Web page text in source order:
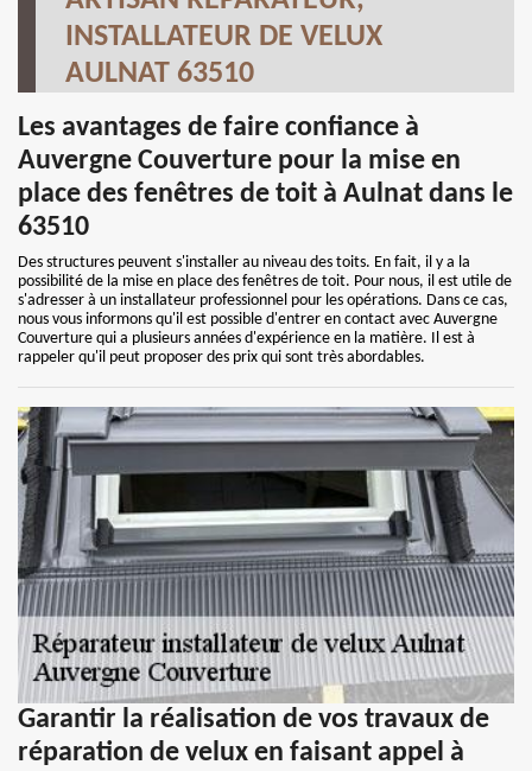
INSTALLATEUR DE VELUX
AULNAT 63510
Les avantages de faire confiance à
Auvergne Couverture pour la mise en
place des fenêtres de toit à Aulnat dans le
63510
Des structures peuvent s'installer au niveau des toits. En fait, il y a la
possibilité de la mise en place des fenêtres de toit. Pour nous, il est utile de
s'adresser à un installateur professionnel pour les opérations. Dans ce cas,
nous vous informons qu'il est possible d'entrer en contact avec Auvergne
Couverture qui a plusieurs années d'expérience en la matière. Il est à
rappeler qu'il peut proposer des prix qui sont très abordables.
Garantir la réalisation de vos travaux de
réparation de velux en faisant appel à